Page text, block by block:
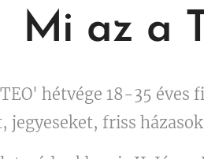
Mi az a
hétvége 18-35
jegyeseket, friss